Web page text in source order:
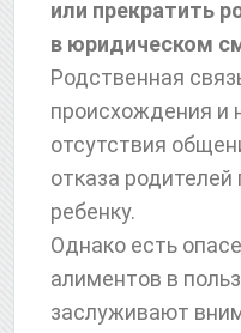
или прекратить
в юридическом
Родственная
происхождения и
отсутствия
отказа
ребенку.
Однако есть
алиментов в
заслуживают